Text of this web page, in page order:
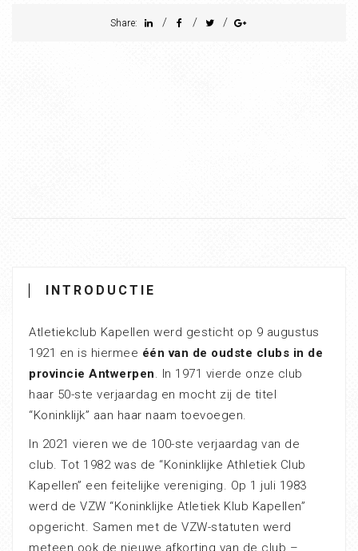
Share: / / /
INTRODUCTIE
Atletiekclub Kapellen werd gesticht op 9 augustus
1921 en is hiermee één van de oudste clubs in de
provincie Antwerpen. In 1971 vierde onze club
haar 50-ste verjaardag en mocht zij de titel
“Koninklijk” aan haar naam toevoegen.
In 2021 vieren we de 100-ste verjaardag van de
club. Tot 1982 was de “Koninklijke Athletiek Club
Kapellen” een feitelijke vereniging. Op 1 juli 1983
werd de VZW “Koninklijke Atletiek Klub Kapellen”
opgericht. Samen met de VZW-statuten werd
meteen ook de nieuwe afkorting van de club –